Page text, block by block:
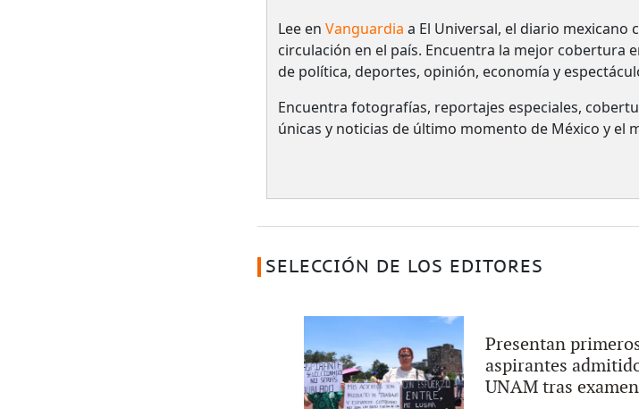
Lee en Vanguardia a El Universal, el diario mexicano
circulación en el país.​ Encuentra la mejor cobertura
de política, deportes, opinión, economía y
Encuentra fotografías, reportajes especiales,
únicas y noticias de último momento de México y el
SELECCIÓN DE LOS EDITORES
Presentan
aspirantes
UNAM tras